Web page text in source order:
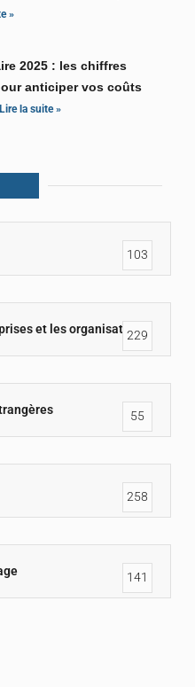
»
2025 : les chiffres
anticiper vos coûts
Lire la suite »
103
et les organisations
229
55
258
141